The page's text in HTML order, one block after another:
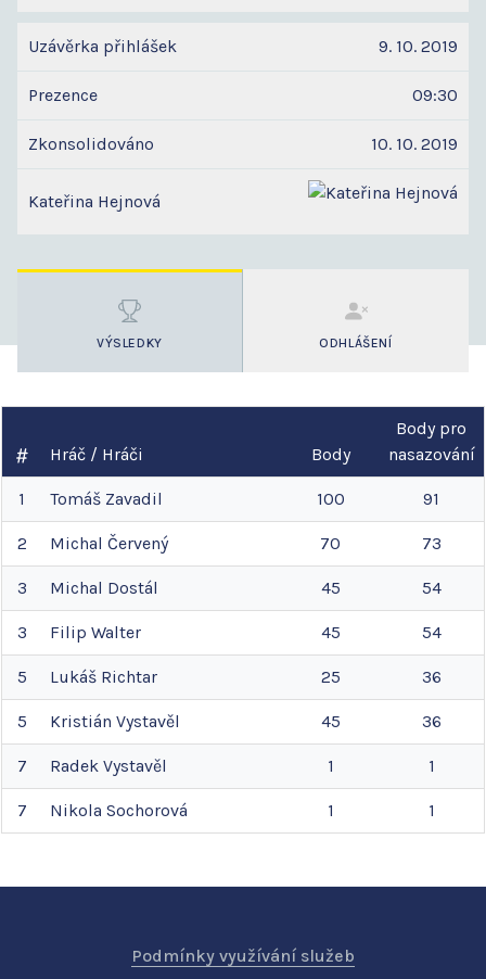
Uzávěrka přihlášek 9. 10. 2019
Prezence 09:30
Zkonsolidováno 10. 10. 2019
Kateřina Hejnová
VÝSLEDKY ODHLÁŠENÍ
Hráč / Hráči Body
Body pro
nasazování
1 Tomáš Zavadil 100 91
2 Michal Červený 70 73
3 Michal Dostál 45 54
3 Filip Walter 45 54
5 Lukáš Richtar 25 36
5 Kristián Vystavěl 45 36
7 Radek Vystavěl 1 1
7 Nikola Sochorová 1 1
Podmínky využívání služeb